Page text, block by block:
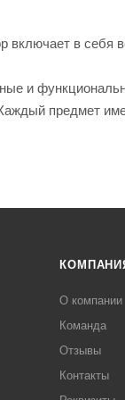
включает в себя
и
предмет
О компании
Команда
Отзывы
Контакты